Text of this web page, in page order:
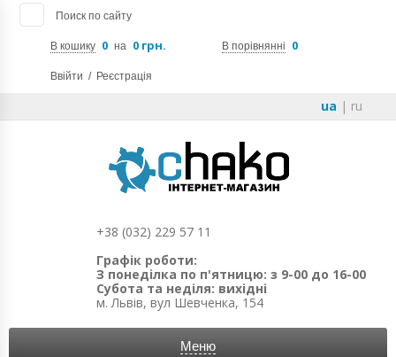
Поиск по сайту
В кошику 0 на 0 грн. В порівнянні 0
Ввійти / Реєстрація
ua | ru
+38 (032) 229 57 11
Графік роботи:
З понеділка по п'ятницю: з 9-00 до 16-00
Субота та неділя: вихідні
м. Львів, вул Шевченка, 154
Меню